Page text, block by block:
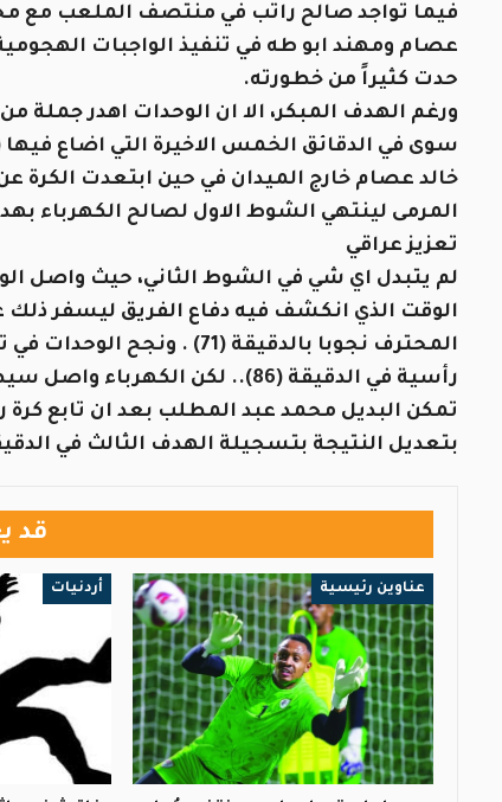
فيما تواجد صالح راتب في منتصف الملعب مع
عصام ومهند ابو طه في تنفيذ الواجبات
حدت كثيراً من خطورته.
ورغم الهدف المبكر، الا ان الوحدات اهدر جملة
سوى في الدقائق الخمس الاخيرة التي اضاع فيها
خالد عصام خارج الميدان في حين ابتعدت الكرة
المرمى لينتهي الشوط الاول لصالح الكهرباء
تعزيز عراقي
لم يتبدل اي شي في الشوط الثاني، حيث واصل
الوقت الذي انكشف فيه دفاع الفريق ليسفر
المحترف نجوبا بالدقيقة
رأسية في الدقيقة (86).. لكن
بتعديل النتيجة بتسجيلة الهدف الثالث في الدقيقة (92)، لتنهي المباراة بفوز
قد
عناوين رئيسية أردنيات